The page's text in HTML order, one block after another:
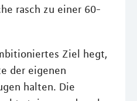
rasch zu einer 60-
Ziel hegt,
der eigenen
halten. Die